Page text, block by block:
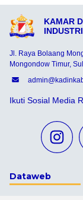
KAMAR
Jl. Raya Bolaang
Mongondow Timur,
Ikuti Sosial Media
Dataweb